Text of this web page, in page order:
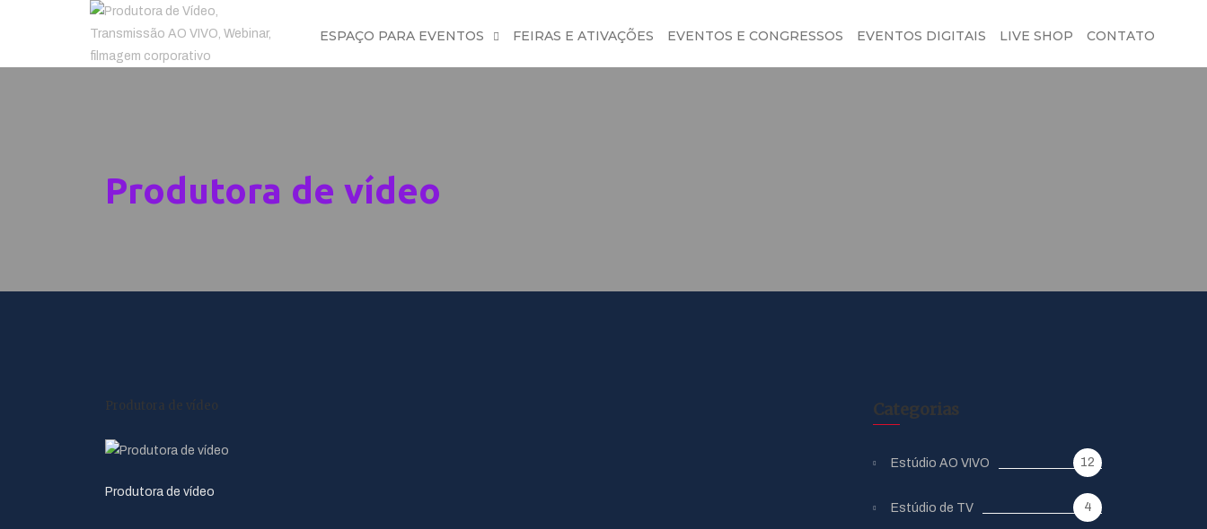
ESPAÇO PARA EVENTOS FEIRAS E ATIVAÇÕES EVENTOS E CONGRESSOS EVENTOS DIGITAIS LIVE SHOP CONTATO
Produtora de vídeo
Produtora de vídeo
Produtora de vídeo
Categorias
Estúdio AO VIVO 12
Estúdio de TV 4